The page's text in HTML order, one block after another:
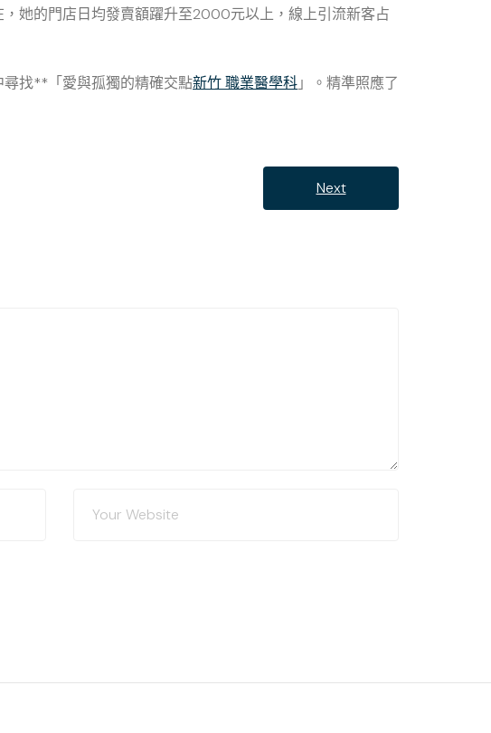
她的門店日均發賣額躍升至2000元以上，線上引流新客占
找**「愛與孤獨的精確交點新竹 職業醫學科」。精準照應了
Next